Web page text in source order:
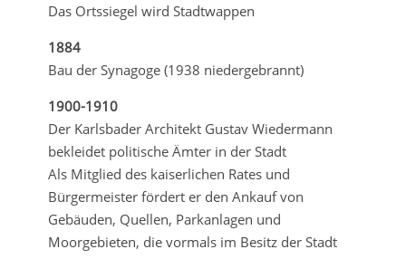
Das Ortssiegel wird Stadtwappen
1884
Bau der Synagoge (1938 niedergebrannt)
1900-1910
Der Karlsbader Architekt Gustav Wiedermann
bekleidet politische Ämter in der Stadt
Als Mitglied des kaiserlichen Rates und
Bürgermeister fördert er den Ankauf von
Gebäuden, Quellen, Parkanlagen und
Moorgebieten, die vormals im Besitz der Stadt